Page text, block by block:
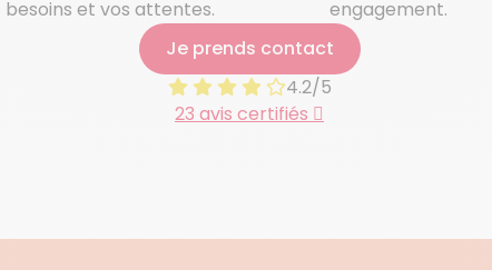
besoins et vos attentes.
engagement.
Je prends contact
4.2/5
23 avis certifiés